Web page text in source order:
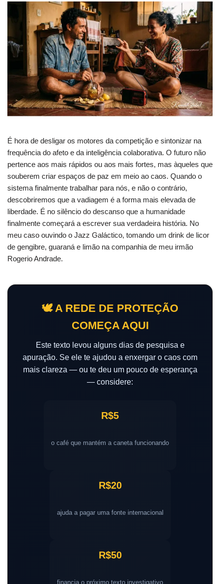
É hora de desligar os motores da competição e sintonizar na
frequência do afeto e da inteligência colaborativa. O futuro não
pertence aos mais rápidos ou aos mais fortes, mas àqueles que
souberem criar espaços de paz em meio ao caos. Quando o
sistema finalmente trabalhar para nós, e não o contrário,
descobriremos que a vadiagem é a forma mais elevada de
liberdade. É no silêncio do descanso que a humanidade
finalmente começará a escrever sua verdadeira história. No
meu caso ouvindo o Jazz Galáctico, tomando um drink de licor
de gengibre, guaraná e limão na companhia de meu irmão
Rogerio Andrade.
🕊️ A REDE DE PROTEÇÃO
COMEÇA AQUI
Este texto levou alguns dias de pesquisa e
apuração. Se ele te ajudou a enxergar o caos com
mais clareza — ou te deu um pouco de esperança
— considere:
R$5
o café que mantém a caneta funcionando
R$20
ajuda a pagar uma fonte internacional
R$50
financia o próximo texto investigativo